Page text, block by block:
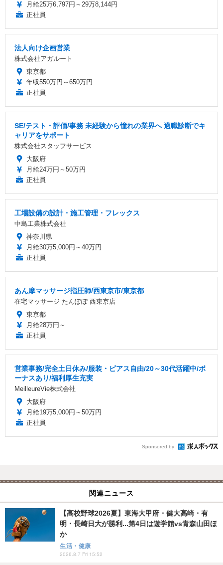
月給25万6,797円～29万8,144円
正社員
法人向け企画営業
株式会社アガルート
東京都
年収550万円～650万円
正社員
SE/テスト・評価/事務 未経験から憧れの業界へ 適職診断でキ
ャリアをサポート
株式会社スタッフサービス
大阪府
月給24万円～50万円
正社員
工場設備の設計・施工管理・フレックス
中島工業株式会社
神奈川県
月給30万5,000円～40万円
正社員
あん摩マッサージ指圧師/西東京市/東京都
在宅マッサージ たんぽぽ 西東京店
東京都
月給28万円～
正社員
営業事務/完全土日休み/服装・ピアス自由/20～30代活躍中/ボ
ーナスあり/福利厚生充実
MeilleureVie株式会社
大阪府
月給19万5,000円～50万円
正社員
Sponsored by
関連ニュース
【高校野球2026夏】東海大甲府・健大高崎・有
明・長崎日大が勝利...第4日は遊学館vs青森山田ほ
か
生活・健康
2026.8.7 Fri 15:52